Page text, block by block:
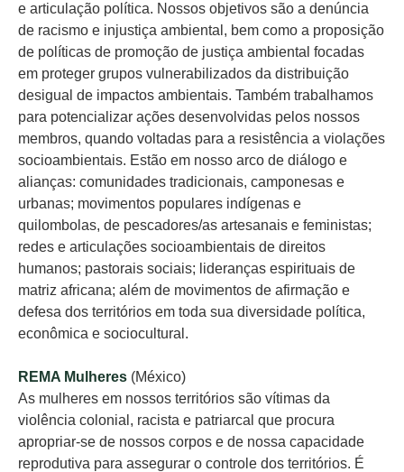
e articulação política. Nossos objetivos são a denúncia
de racismo e injustiça ambiental, bem como a proposição
de políticas de promoção de justiça ambiental focadas
em proteger grupos vulnerabilizados da distribuição
desigual de impactos ambientais. Também trabalhamos
para potencializar ações desenvolvidas pelos nossos
membros, quando voltadas para a resistência a violações
socioambientais. Estão em nosso arco de diálogo e
alianças: comunidades tradicionais, camponesas e
urbanas; movimentos populares indígenas e
quilombolas, de pescadores/as artesanais e feministas;
redes e articulações socioambientais de direitos
humanos; pastorais sociais; lideranças espirituais de
matriz africana; além de movimentos de afirmação e
defesa dos territórios em toda sua diversidade política,
econômica e sociocultural.
REMA Mulheres (México)
As mulheres em nossos territórios são vítimas da
violência colonial, racista e patriarcal que procura
apropriar-se de nossos corpos e de nossa capacidade
reprodutiva para assegurar o controle dos territórios. É